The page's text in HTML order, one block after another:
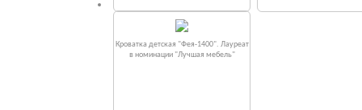
Кроватка детская "Фея-1400". Лауреат
в номинации "Лучшая мебель"